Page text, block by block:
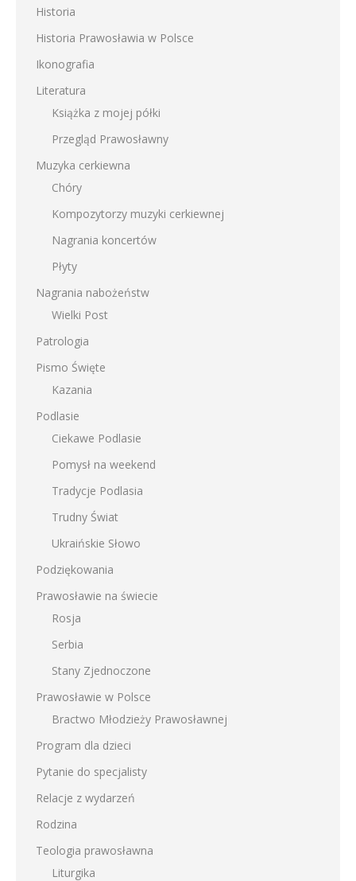
Historia
Historia Prawosławia w Polsce
Ikonografia
Literatura
Książka z mojej półki
Przegląd Prawosławny
Muzyka cerkiewna
Chóry
Kompozytorzy muzyki cerkiewnej
Nagrania koncertów
Płyty
Nagrania nabożeństw
Wielki Post
Patrologia
Pismo Święte
Kazania
Podlasie
Ciekawe Podlasie
Pomysł na weekend
Tradycje Podlasia
Trudny Świat
Ukraińskie Słowo
Podziękowania
Prawosławie na świecie
Rosja
Serbia
Stany Zjednoczone
Prawosławie w Polsce
Bractwo Młodzieży Prawosławnej
Program dla dzieci
Pytanie do specjalisty
Relacje z wydarzeń
Rodzina
Teologia prawosławna
Liturgika